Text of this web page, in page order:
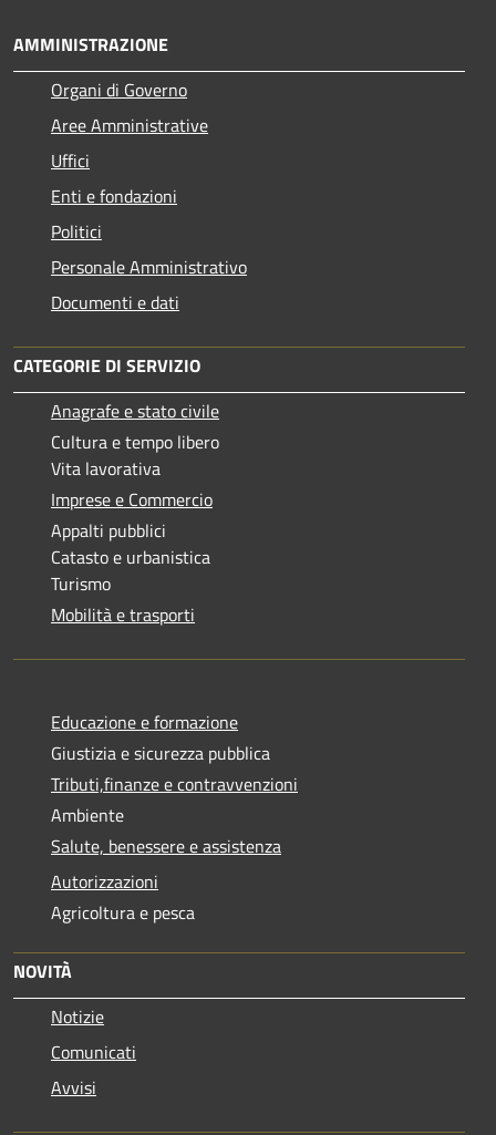
AMMINISTRAZIONE
Organi di Governo
Aree Amministrative
Uffici
Enti e fondazioni
Politici
Personale Amministrativo
Documenti e dati
CATEGORIE DI SERVIZIO
Anagrafe e stato civile
Cultura e tempo libero
Vita lavorativa
Imprese e Commercio
Appalti pubblici
Catasto e urbanistica
Turismo
Mobilità e trasporti
Educazione e formazione
Giustizia e sicurezza pubblica
Tributi,finanze e contravvenzioni
Ambiente
Salute, benessere e assistenza
Autorizzazioni
Agricoltura e pesca
NOVITÀ
Notizie
Comunicati
Avvisi